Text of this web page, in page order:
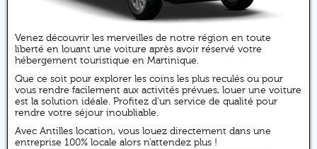
Venez découvrir les merveilles de notre région en toute
liberté en louant une voiture après avoir réservé votre
hébergement touristique en Martinique.
Que ce soit pour explorer les coins les plus reculés ou pour
vous rendre facilement aux activités prévues, louer une voiture
est la solution idéale. Profitez d'un service de qualité pour
rendre votre séjour inoubliable.
Avec Antilles location, vous louez directement dans une
entreprise 100% locale alors n'attendez plus !